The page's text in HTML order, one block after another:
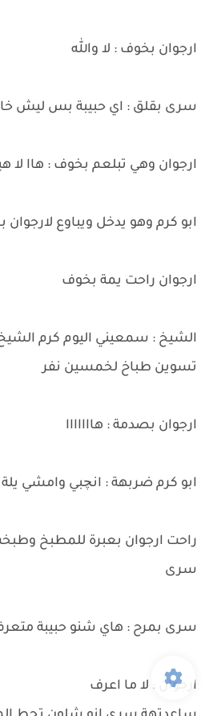
ارجوان بخوف : لا والله
سرى بقلق : اي حبيبة بس ليش
ارجوان وهي تبلعم بخوف : هاا لا
ابو كرم وهو يدخل ويباوع
ارجوان راحت يمة بخوف
الشيخ : سمعيني اليوم كرم
تسوين طباخ لخمسين نفر
ارجوان بصدمة : هااااااا
ابو كرم ضربهة : انچبي وامشي
راحت ارجوان بعبرة للمطبخ
سرى
سرى بمرح : هاي شنو حبيبة
ارجوان : لا ما اعرف